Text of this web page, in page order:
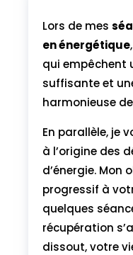
Lors de mes
en énergétique
qui empêchent
suffisante et
harmonieuse
En parallèle, je
à l’origine des
d’énergie. Mon
progressif à
quelques
récupération
dissout, votre